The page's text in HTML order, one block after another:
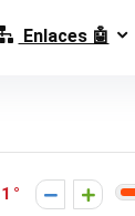
Enlaces 🤖
1